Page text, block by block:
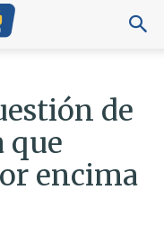
de
que
encima